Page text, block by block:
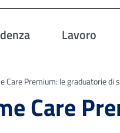
Lavoro
Care Premium: le graduatorie
Care